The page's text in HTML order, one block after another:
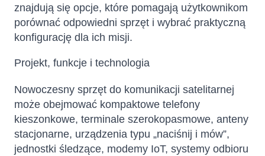
znajdują się opcje, które pomagają użytkownikom
porównać odpowiedni sprzęt i wybrać praktyczną
konfigurację dla ich misji.
Projekt, funkcje i technologia
Nowoczesny sprzęt do komunikacji satelitarnej
może obejmować kompaktowe telefony
kieszonkowe, terminale szerokopasmowe, anteny
stacjonarne, urządzenia typu „naciśnij i mów”,
jednostki śledzące, modemy IoT, systemy odbioru